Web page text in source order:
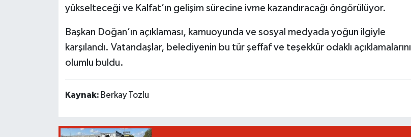
yükselteceği ve Kalfat’ın gelişim sürecine ivme kazandıracağı öngörülüyor.
Başkan Doğan’ın açıklaması, kamuoyunda ve sosyal medyada yoğun ilgiyle
karşılandı. Vatandaşlar, belediyenin bu tür şeffaf ve teşekkür odaklı açıklamalarını
olumlu buldu.
Kaynak: Berkay Tozlu